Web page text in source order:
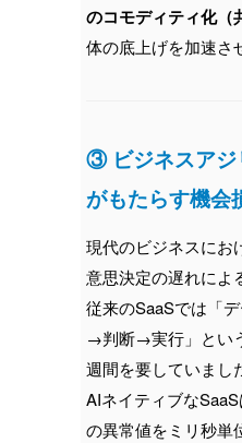
のコモディティ化（
体の底上げを加速さ
③ ビジネスアジ
がもたらす機会
現代のビジネスにお
意思決定の遅れによ
従来のSaaSでは「
→判断→実行」とい
週間を要していまし
AIネイティブな
の異常値をミリ秒単